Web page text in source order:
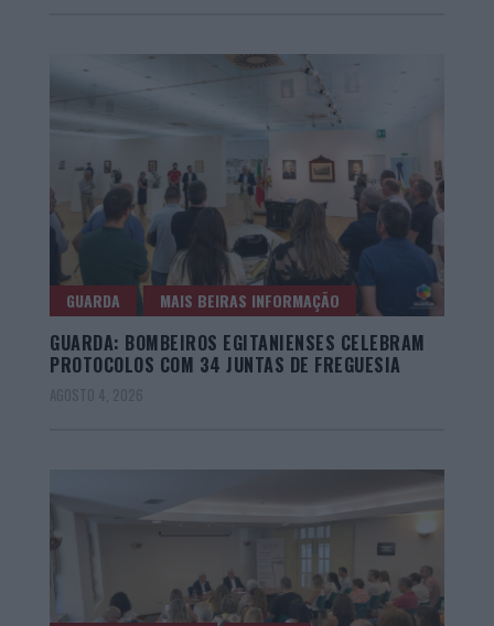
GUARDA MAIS BEIRAS INFORMAÇÃO
GUARDA: BOMBEIROS EGITANIENSES CELEBRAM
PROTOCOLOS COM 34 JUNTAS DE FREGUESIA